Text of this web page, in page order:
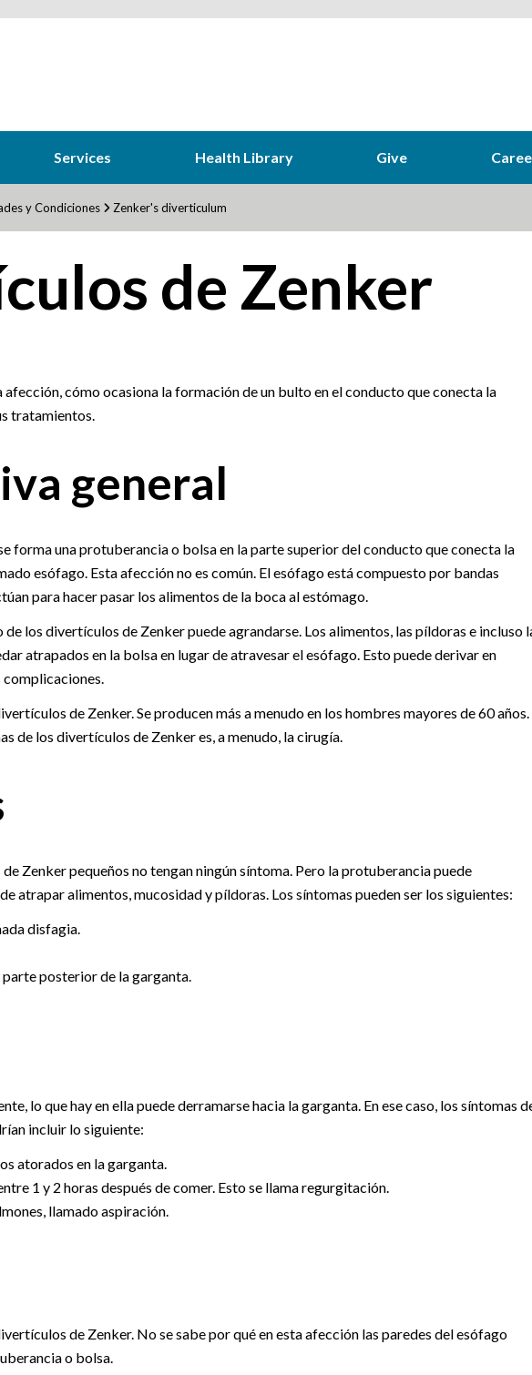
Services Health Library Give
y Condiciones Zenker's diverticulum
de Zenker
cómo ocasiona la formación de un bulto en el conducto que conecta la
tratamientos.
general
forma una protuberancia o bolsa en la parte superior del conducto que conecta la
esófago. Esta afección no es común. El esófago está compuesto por bandas
para hacer pasar los alimentos de la boca al estómago.
los divertículos de Zenker puede agrandarse. Los alimentos, las píldoras e incluso
atrapados en la bolsa en lugar de atravesar el esófago. Esto puede derivar en
de Zenker. Se producen más a menudo en los hombres mayores de 60 años.
de los divertículos de Zenker es, a menudo, la cirugía.
Zenker pequeños no tengan ningún síntoma. Pero la protuberancia puede
atrapar alimentos, mucosidad y píldoras. Los síntomas pueden ser los siguientes:
disfagia.
posterior de la garganta.
lo que hay en ella puede derramarse hacia la garganta. En ese caso, los síntomas
incluir lo siguiente:
atorados en la garganta.
1 y 2 horas después de comer. Esto se llama regurgitación.
llamado aspiración.
de Zenker. No se sabe por qué en esta afección las paredes del esófago
o bolsa.